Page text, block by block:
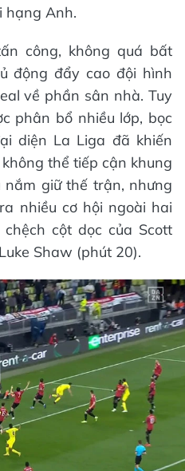
hạng Anh.
công, không quá bất
động đẩy cao đội hình
về phần sân nhà. Tuy
phân bổ nhiều lớp, bọc
diện La Liga đã khiến
thể tiếp cận khung
nắm giữ thế trận, nhưng
nhiều cơ hội ngoài hai
cột dọc của Scott
Shaw (phút 20).